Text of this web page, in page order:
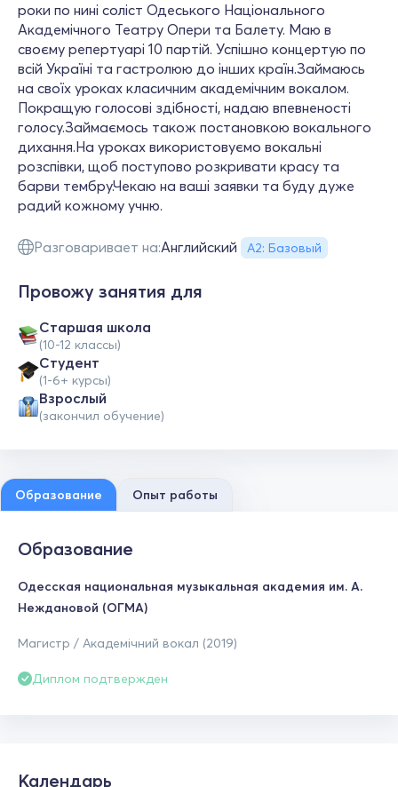
роки по нині соліст Одеського Національного
Академічного Театру Опери та Балету. Маю в
своєму репертуарі 10 партій. Успішно концертую по
всій Україні та гастролюю до інших країн.Займаюсь
на своїх уроках класичним академічним вокалом.
Покращую голосові здібності, надаю впевненості
голосу.Займаємось також постановкою вокального
дихання.На уроках використовуємо вокальні
розспівки, щоб поступово розкривати красу та
барви тембру.Чекаю на ваші заявки та буду дуже
радий кожному учню.
Разговаривает на:Английский А2: Базовый
Провожу занятия для
Cтаршая школа
(10-12 классы)
Студент
(1-6+ курсы)
Взрослый
(закончил обучение)
Образование Опыт работы
Образование
Одесская национальная музыкальная академия им. А.
Неждановой (ОГМА)
Магистр / Академічний вокал (2019)
Диплом подтвержден
Календарь